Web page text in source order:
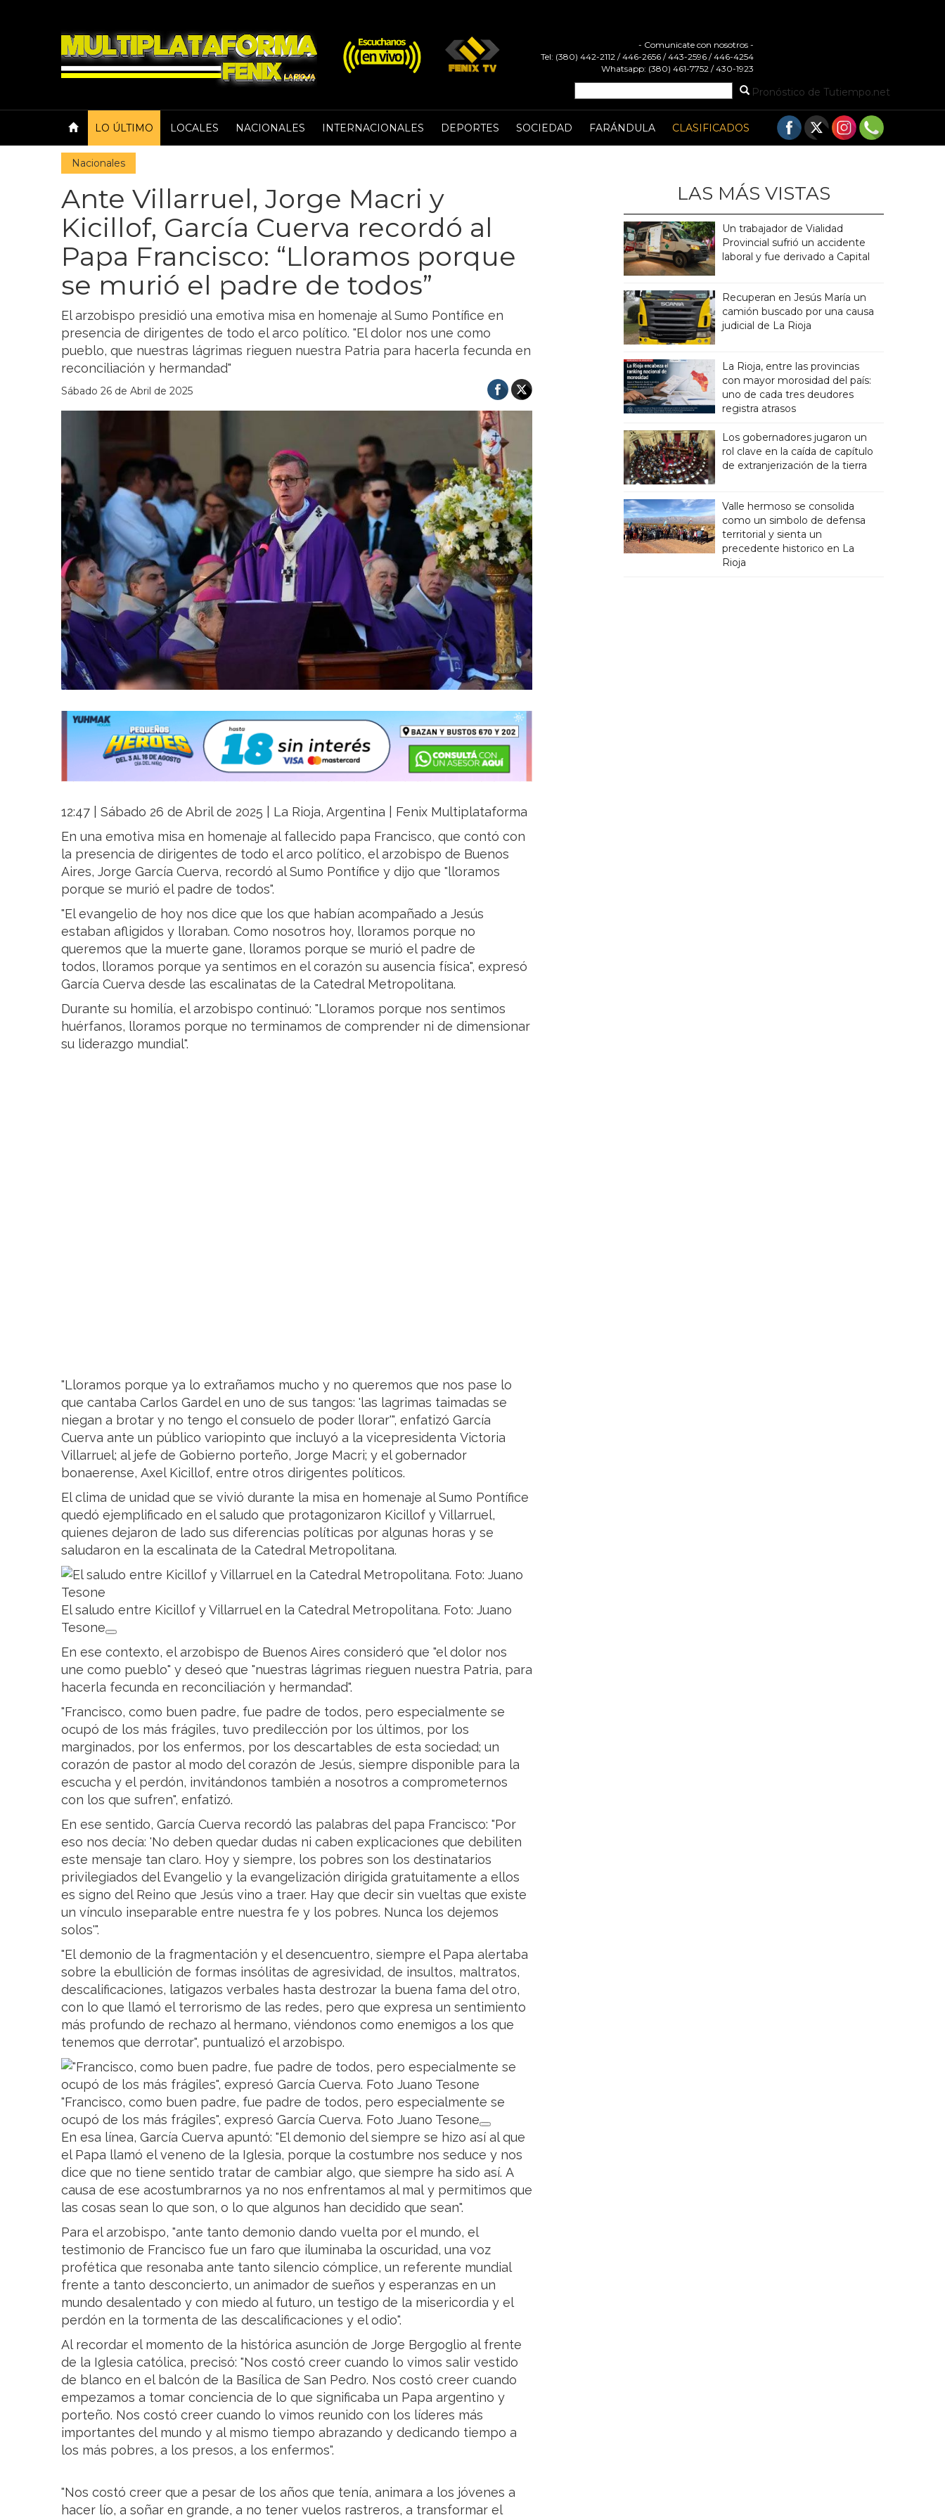
- Comunicate con nosotros -
Tel: (380) 442-2112 / 446-2656 / 443-2596 / 446-4254
Whatsapp: (380) 461-7752 / 430-1923
Pronóstico de Tutiempo.net
LO ÚLTIMO LOCALES NACIONALES INTERNACIONALES DEPORTES SOCIEDAD FARÁNDULA CLASIFICADOS
Nacionales
Ante Villarruel, Jorge Macri y
Kicillof, García Cuerva recordó al
Papa Francisco: “Lloramos porque
se murió el padre de todos”
El arzobispo presidió una emotiva misa en homenaje al Sumo Pontífice en
presencia de dirigentes de todo el arco político. "El dolor nos une como
pueblo, que nuestras lágrimas rieguen nuestra Patria para hacerla fecunda en
reconciliación y hermandad"
Sábado 26 de Abril de 2025
12:47 | Sábado 26 de Abril de 2025 | La Rioja, Argentina | Fenix Multiplataforma
En una emotiva misa en homenaje al fallecido papa Francisco, que contó con
la presencia de dirigentes de todo el arco político, el arzobispo de Buenos
Aires, Jorge García Cuerva, recordó al Sumo Pontífice y dijo que "lloramos
porque se murió el padre de todos".
"El evangelio de hoy nos dice que los que habían acompañado a Jesús
estaban afligidos y lloraban. Como nosotros hoy, lloramos porque no
queremos que la muerte gane, lloramos porque se murió el padre de
todos, lloramos porque ya sentimos en el corazón su ausencia física", expresó
García Cuerva desde las escalinatas de la Catedral Metropolitana.
Durante su homilía, el arzobispo continuó: "Lloramos porque nos sentimos
huérfanos, lloramos porque no terminamos de comprender ni de dimensionar
su liderazgo mundial".
"Lloramos porque ya lo extrañamos mucho y no queremos que nos pase lo
que cantaba Carlos Gardel en uno de sus tangos: 'las lagrimas taimadas se
niegan a brotar y no tengo el consuelo de poder llorar'", enfatizó García
Cuerva ante un público variopinto que incluyó a la vicepresidenta Victoria
Villarruel; al jefe de Gobierno porteño, Jorge Macri; y el gobernador
bonaerense, Axel Kicillof, entre otros dirigentes políticos.
El clima de unidad que se vivió durante la misa en homenaje al Sumo Pontífice
quedó ejemplificado en el saludo que protagonizaron Kicillof y Villarruel,
quienes dejaron de lado sus diferencias políticas por algunas horas y se
saludaron en la escalinata de la Catedral Metropolitana.
El saludo entre Kicillof y Villarruel en la Catedral Metropolitana. Foto: Juano
Tesone
En ese contexto, el arzobispo de Buenos Aires consideró que "el dolor nos
une como pueblo" y deseó que "nuestras lágrimas rieguen nuestra Patria, para
hacerla fecunda en reconciliación y hermandad".
"Francisco, como buen padre, fue padre de todos, pero especialmente se
ocupó de los más frágiles, tuvo predilección por los últimos, por los
marginados, por los enfermos, por los descartables de esta sociedad; un
corazón de pastor al modo del corazón de Jesús, siempre disponible para la
escucha y el perdón, invitándonos también a nosotros a comprometernos
con los que sufren", enfatizó.
En ese sentido, García Cuerva recordó las palabras del papa Francisco: "Por
eso nos decía: 'No deben quedar dudas ni caben explicaciones que debiliten
este mensaje tan claro. Hoy y siempre, los pobres son los destinatarios
privilegiados del Evangelio y la evangelización dirigida gratuitamente a ellos
es signo del Reino que Jesús vino a traer. Hay que decir sin vueltas que existe
un vínculo inseparable entre nuestra fe y los pobres. Nunca los dejemos
solos'".
"El demonio de la fragmentación y el desencuentro, siempre el Papa alertaba
sobre la ebullición de formas insólitas de agresividad, de insultos, maltratos,
descalificaciones, latigazos verbales hasta destrozar la buena fama del otro,
con lo que llamó el terrorismo de las redes, pero que expresa un sentimiento
más profundo de rechazo al hermano, viéndonos como enemigos a los que
tenemos que derrotar", puntualizó el arzobispo.
"Francisco, como buen padre, fue padre de todos, pero especialmente se
ocupó de los más frágiles", expresó García Cuerva. Foto Juano Tesone
En esa línea, García Cuerva apuntó: "El demonio del siempre se hizo así al que
el Papa llamó el veneno de la Iglesia, porque la costumbre nos seduce y nos
dice que no tiene sentido tratar de cambiar algo, que siempre ha sido así. A
causa de ese acostumbrarnos ya no nos enfrentamos al mal y permitimos que
las cosas sean lo que son, o lo que algunos han decidido que sean".
Para el arzobispo, "ante tanto demonio dando vuelta por el mundo, el
testimonio de Francisco fue un faro que iluminaba la oscuridad, una voz
profética que resonaba ante tanto silencio cómplice, un referente mundial
frente a tanto desconcierto, un animador de sueños y esperanzas en un
mundo desalentado y con miedo al futuro, un testigo de la misericordia y el
perdón en la tormenta de las descalificaciones y el odio".
Al recordar el momento de la histórica asunción de Jorge Bergoglio al frente
de la Iglesia católica, precisó: "Nos costó creer cuando lo vimos salir vestido
de blanco en el balcón de la Basílica de San Pedro. Nos costó creer cuando
empezamos a tomar conciencia de lo que significaba un Papa argentino y
porteño. Nos costó creer cuando lo vimos reunido con los líderes más
importantes del mundo y al mismo tiempo abrazando y dedicando tiempo a
los más pobres, a los presos, a los enfermos".
"Nos costó creer que a pesar de los años que tenía, animara a los jóvenes a
hacer lío, a soñar en grande, a no tener vuelos rastreros, a transformar el
LAS MÁS VISTAS
Un trabajador de Vialidad
Provincial sufrió un accidente
laboral y fue derivado a Capital
Recuperan en Jesús María un
camión buscado por una causa
judicial de La Rioja
La Rioja, entre las provincias
con mayor morosidad del país:
uno de cada tres deudores
registra atrasos
Los gobernadores jugaron un
rol clave en la caída de capítulo
de extranjerización de la tierra
Valle hermoso se consolida
como un simbolo de defensa
territorial y sienta un
precedente historico en La
Rioja